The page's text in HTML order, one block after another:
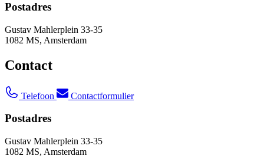
Postadres
Gustav Mahlerplein 33-35
1082 MS, Amsterdam
Contact
Telefoon Contactformulier
Postadres
Gustav Mahlerplein 33-35
1082 MS, Amsterdam